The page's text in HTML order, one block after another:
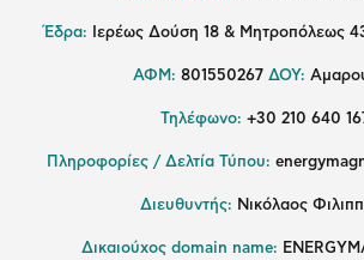
Έδρα: Ιερέως Δούση 18 & Μητροπόλεως
ΑΦΜ: 801550267 ΔΟΥ:
Τηλέφωνο: +30 210 640
Πληροφορίες / Δελτία Τύπου:
Διευθυντής: Νικόλαος
Δικαιούχος domain name: